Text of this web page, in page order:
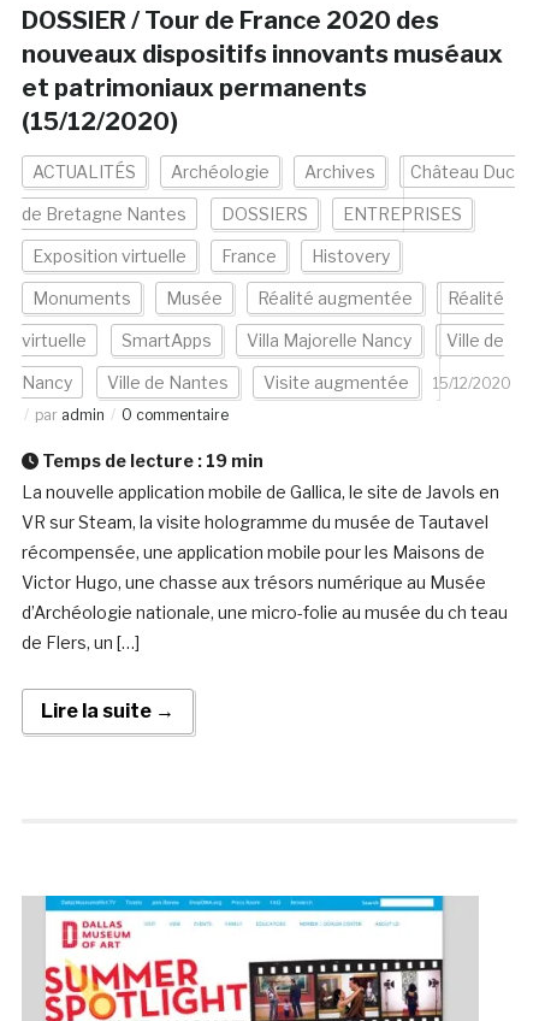
DOSSIER / Tour de France 2020 des
nouveaux dispositifs innovants muséaux
et patrimoniaux permanents
(15/12/2020)
ACTUALITÉS Archéologie Archives Château Duc
de Bretagne Nantes DOSSIERS ENTREPRISES
Exposition virtuelle France Histovery
Monuments Musée Réalité augmentée Réalité
virtuelle SmartApps Villa Majorelle Nancy Ville de
Nancy Ville de Nantes Visite augmentée
15/12/2020
par admin 0 commentaire
Temps de lecture : 19 min
La nouvelle application mobile de Gallica, le site de Javols en
VR sur Steam, la visite hologramme du musée de Tautavel
récompensée, une application mobile pour les Maisons de
Victor Hugo, une chasse aux trésors numérique au Musée
d’Archéologie nationale, une micro-folie au musée du ch teau
de Flers, un […]
Lire la suite →